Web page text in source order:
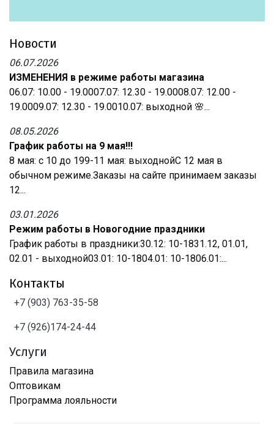
Новости
06.07.2026
ИЗМЕНЕНИЯ в режиме работы магазина
06.07: 10.00 - 19.0007.07: 12.30 - 19.0008.07: 12.00 -
19.0009.07: 12.30 - 19.0010.07: выходной 🌸...
08.05.2026
График работы на 9 мая!!!
8 мая: с 10 до 199-11 мая: выходнойС 12 мая в
обычном режиме.Заказы на сайте принимаем заказы
12...
03.01.2026
Режим работы в Новогодние праздники
График работы в праздники:30.12: 10-1831.12, 01.01,
02.01 - выходной03.01: 10-1804.01: 10-1806.01:...
Контакты
+7 (903) 763-35-58
+7 (926)174-24-44
Услуги
Правила магазина
Оптовикам
Программа лояльности